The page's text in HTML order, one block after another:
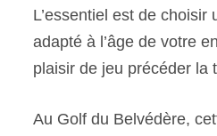
L’essentiel est de choisir
adapté à l’âge de votre
plaisir de jeu précéder la
Au Golf du Belvédère,